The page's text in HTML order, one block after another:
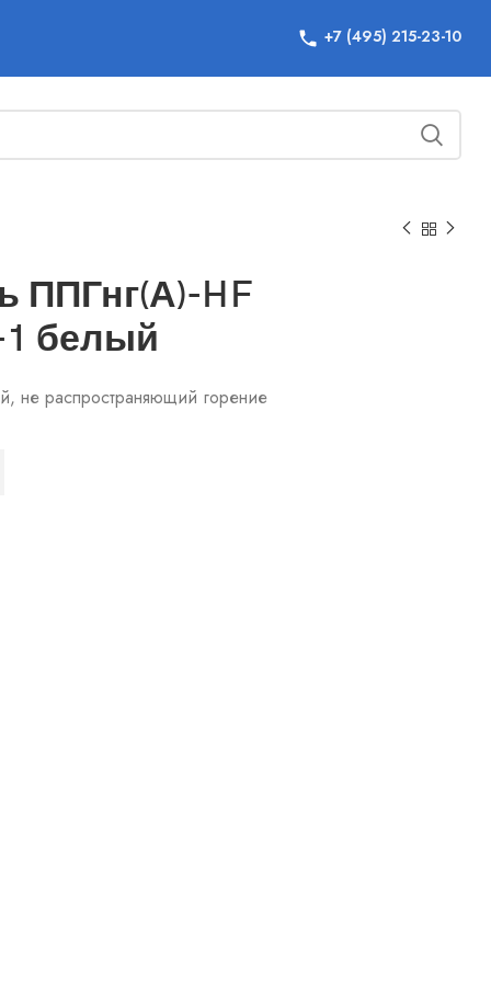
+7 (495) 215-23-10
ППГнг(А)-HF
1 белый
не распространяющий горение